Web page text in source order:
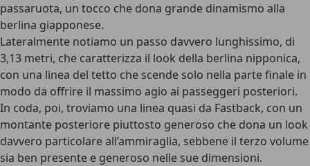
passaruota, un tocco che dona grande dinamismo alla
berlina giapponese.
Lateralmente notiamo un passo davvero lunghissimo, di
3,13 metri, che caratterizza il look della berlina nipponica,
con una linea del tetto che scende solo nella parte finale in
modo da offrire il massimo agio ai passeggeri posteriori.
In coda, poi, troviamo una linea quasi da Fastback, con un
montante posteriore piuttosto generoso che dona un look
davvero particolare all’ammiraglia, sebbene il terzo volume
sia ben presente e generoso nelle sue dimensioni.